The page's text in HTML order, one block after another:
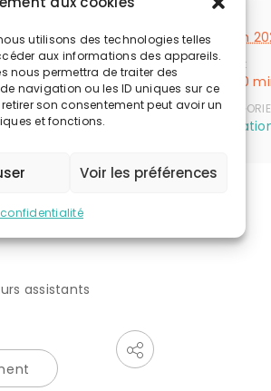
utilisons des technologies telles
aux informations des appareils.
nous permettra de traiter des
navigation ou les ID uniques sur ce
son consentement peut avoir un
et fonctions.
Voir les préférences
assistants
23 juin
HEURE :
8 h 00
CATÉGORIE